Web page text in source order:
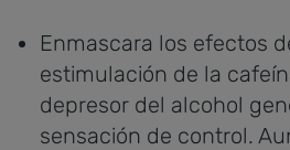
Enmascara los efectos
estimulación de la
depresor del alcohol
sensación de control.